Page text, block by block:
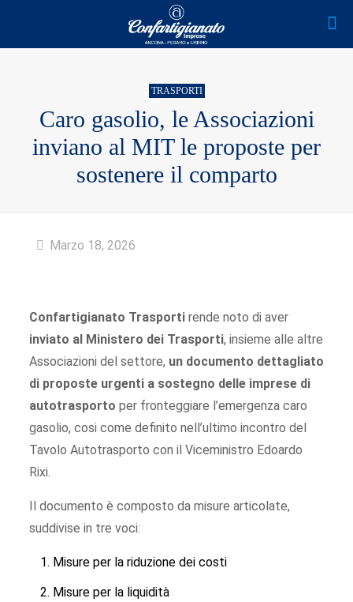
TRASPORTI
Caro gasolio, le Associazioni
inviano al MIT le proposte per
sostenere il comparto
Marzo 18, 2026
Confartigianato Trasporti rende noto di aver
inviato al Ministero dei Trasporti, insieme alle altre
Associazioni del settore, un documento dettagliato
di proposte urgenti a sostegno delle imprese di
autotrasporto per fronteggiare l’emergenza caro
gasolio, cosi come definito nell’ultimo incontro del
Tavolo Autotrasporto con il Viceministro Edoardo
Rixi.
Il documento è composto da misure articolate,
suddivise in tre voci:
Misure per la riduzione dei costi
Misure per la liquidità